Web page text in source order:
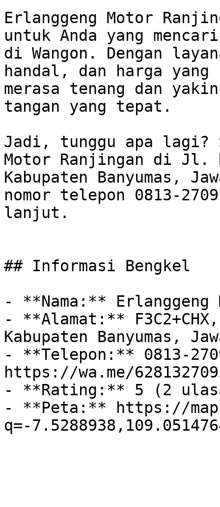
Erlanggeng Motor
untuk Anda yang
di Wangon. Dengan
handal, dan harga yang
merasa tenang dan
tangan yang tepat.
Jadi, tunggu apa lagi?
Motor Ranjingan di Jl.
Kabupaten Banyumas,
nomor telepon 0813-
lanjut.
## Informasi Bengkel
- **Nama:** Erlanggeng
- **Alamat:**
Kabupaten Banyumas,
- **Telepon:** 0813-
https://wa.me/
- **Rating:** 5 (2
- **Peta:** https://